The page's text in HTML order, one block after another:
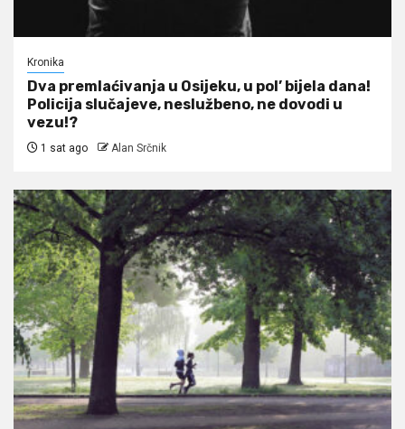
Kronika
Dva premlaćivanja u Osijeku, u pol’ bijela dana!
Policija slučajeve, neslužbeno, ne dovodi u
vezu!?
1 sat ago Alan Srčnik